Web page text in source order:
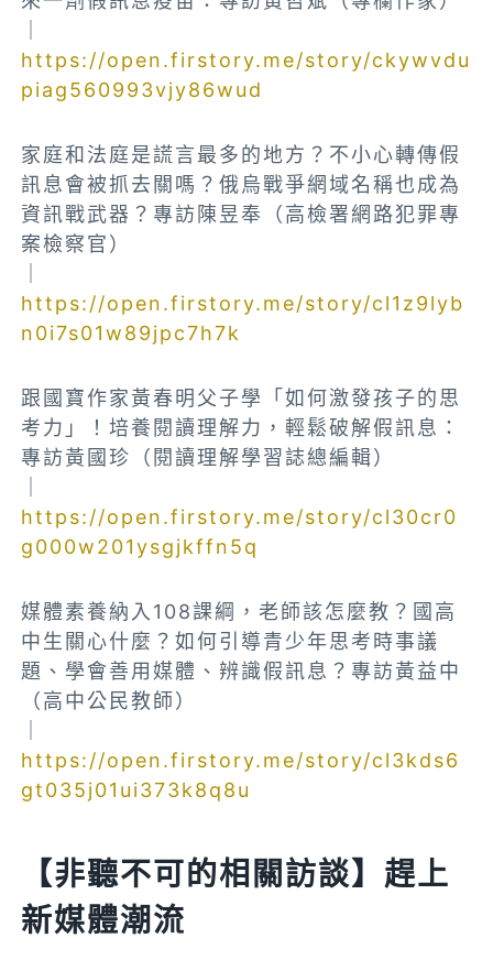
https://open.firstory.me/story/ckywvdu
piag560993vjy86wud
家庭和法庭是謊言最多的地方？不小心轉傳假
訊息會被抓去關嗎？俄烏戰爭網域名稱也成為
資訊戰武器？專訪陳昱奉（高檢署網路犯罪專
案檢察官）
https://open.firstory.me/story/cl1z9lyb
n0i7s01w89jpc7h7k
跟國寶作家黃春明父子學「如何激發孩子的思
考力」！培養閱讀理解力，輕鬆破解假訊息：
專訪黃國珍（閱讀理解學習誌總編輯）
https://open.firstory.me/story/cl30cr0
g000w201ysgjkffn5q
媒體素養納入108課綱，老師該怎麼教？國高
中生關心什麼？如何引導青少年思考時事議
題、學會善用媒體、辨識假訊息？專訪黃益中
（高中公民教師）
https://open.firstory.me/story/cl3kds6
gt035j01ui373k8q8u
【非聽不可的相關訪談】趕上
新媒體潮流